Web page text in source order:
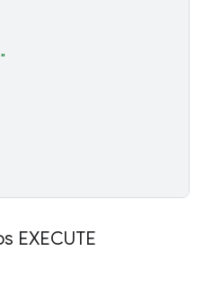
EXECUTE